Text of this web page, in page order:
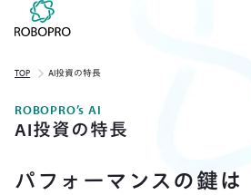
TOP AI投資の特長
ROBOPRO’s AI
AI投資の特長
パフォーマンスの鍵は